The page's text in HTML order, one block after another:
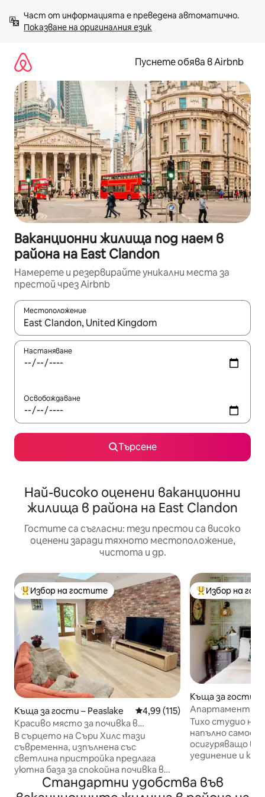
към
съдържанието
Показване на оригиналния език
Пуснете обява в Airbnb
Ваканционни жилища под наем в
района на East Clandon
Намерете и резервирайте уникални места за
престой чрез Airbnb
Местоположение
Когато резултатите се покажат, използвайте
Настаняване
Освобождаване
Търсене
Най-високо оценени ваканционни
жилища в района на East Clandon
Гостите са съгласни: тези престои са високо
оценени заради тяхното местоположение,
чистота и др.
Най-популярен избор на гостите
Избор на гостите
Къща за гости – Peaslake Средна оценка: 4,99 от 5,
4,99 (115)
Красиво място за почивка в
природата в Съри Хилс
В сърцето на Съри Хилс тази
съвременна, изпълнена със
светлина пристройка предлага
уютна база за спокойна почивка в
провинцията с достъп до разходки,
невероятни гледки, провинциални
Най-популярен
Избор на
Къща за гости –
Апартамент в
етаж
Тихо студио на
напълно
осигуряващо
уединение и
собствената
всяко време на
Стандартни удобства във